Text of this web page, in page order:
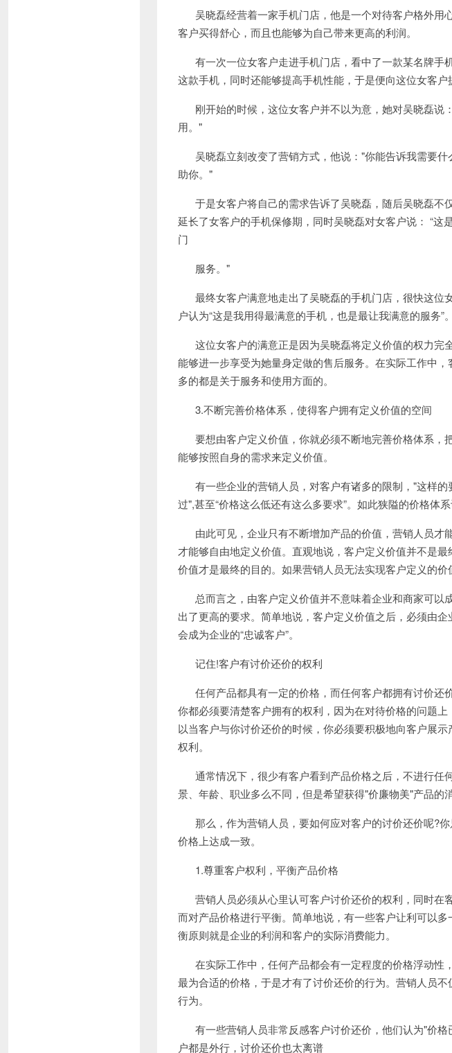
吴晓磊经营着一家手机门店，他是一个对待客户格外用
客户买得舒心，而且也能够为自己带来更高的利润。
有一次一位女客户走进手机门店，看中了一款某名牌手
这款手机，同时还能够提高手机性能，于是便向这位女客户
刚开始的时候，这位女客户并不以为意，她对吴晓磊说
用。 "
吴晓磊立刻改变了营销方式，他说： "你能告诉我需要什
助你。 "
于是女客户将自己的需求告诉了吴晓磊，随后吴晓磊
延长了女客户的手机保修期，同时吴晓磊对女客户说： “这
门
服务。 "
最终女客户满意地走出了吴晓磊的手机门店，很快这位
户认为“这是我用得最满意的手机，也是最让我满意的服务”。
这位女客户的满意正是因为吴晓磊将定义价值的权力
能够进一步享受为她量身定做的售后服务。在实际工作中
多的都是关于服务和使用方面的。
3.不断完善价格体系，使得客户拥有定义价值的空间
要想由客户定义价值，你就必须不断地完善价格体系
能够按照自身的需求来定义价值。
有一些企业的营销人员，对客户有诸多的限制， "这样的
过",甚至“价格这么低还有这么多要求”。如此狭隘的价格体
由此可见，企业只有不断增加产品的价值，营销人员
才能够自由地定义价值。直观地说，客户定义价值并不是
价值才是最终的目的。如果营销人员无法实现客户定义的价
总而言之，由客户定义价值并不意味着企业和商家可以
出了更高的要求。简单地说，客户定义价值之后，必须由
会成为企业的“忠诚客户”。
记住!客户有讨价还价的权利
任何产品都具有一定的价格，而任何客户都拥有讨价还
你都必须要清楚客户拥有的权利，因为在对待价格的问题
以当客户与你讨价还价的时候，你必须要积极地向客户展
权利。
通常情况下，很少有客户看到产品价格之后，不进行
景、年龄、职业多么不同，但是希望获得"价廉物美"产品的
那么，作为营销人员，要如何应对客户的讨价还价呢?
价格上达成一致。
1.尊重客户权利，平衡产品价格
营销人员必须从心里认可客户讨价还价的权利，同时
而对产品价格进行平衡。简单地说，有一些客户让利可以
衡原则就是企业的利润和客户的实际消费能力。
在实际工作中，任何产品都会有一定程度的价格浮动性
最为合适的价格，于是才有了讨价还价的行为。营销人员
行为。
有一些营销人员非常反感客户讨价还价，他们认为"价格
户都是外行，讨价还价也太离谱